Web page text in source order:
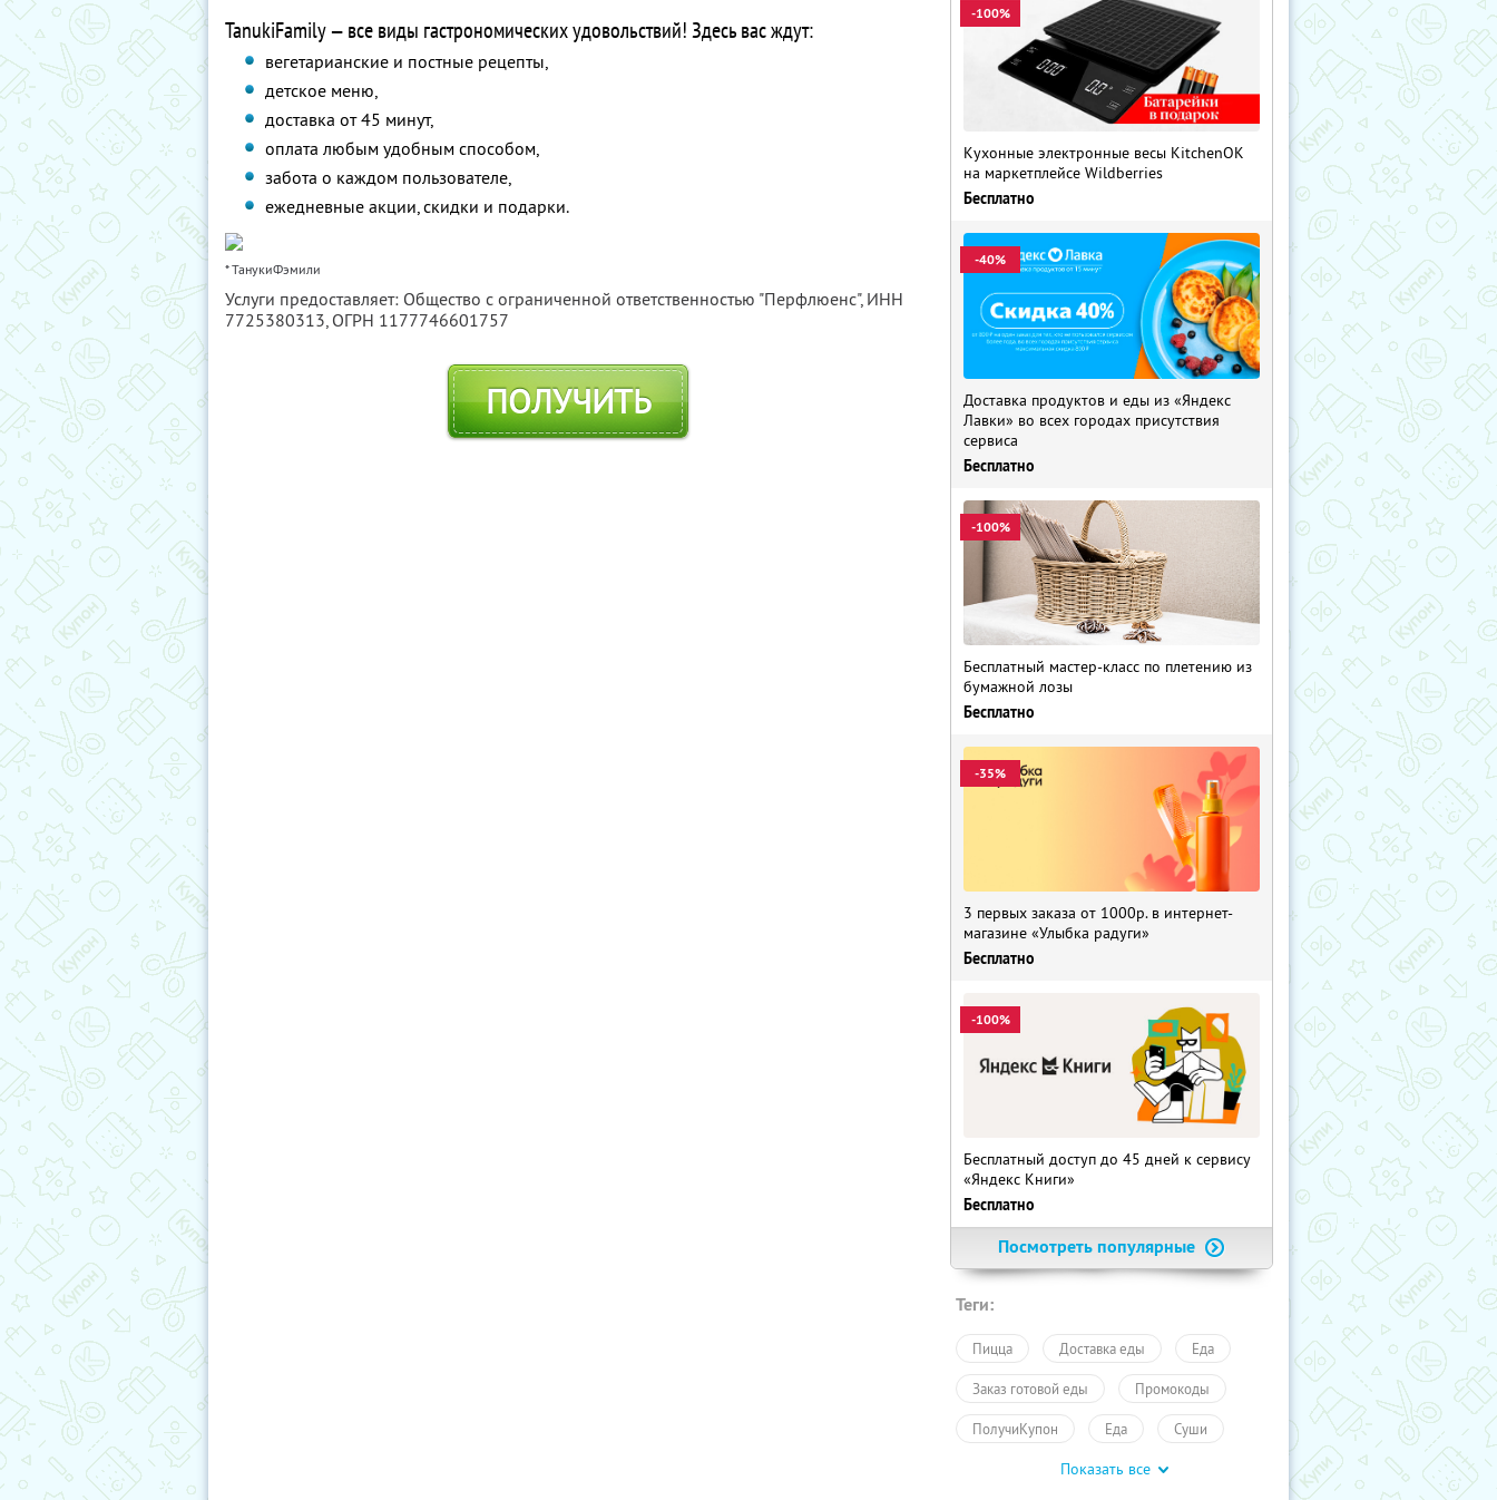
TanukiFamily — все виды гастрономических удовольствий! Здесь вас ждут:
вегетарианские и постные рецепты,
детское меню,
доставка от 45 минут,
оплата любым удобным способом,
забота о каждом пользователе,
ежедневные акции, скидки и подарки.
* ТанукиФэмили
Услуги предоставляет: Общество с ограниченной ответственностью "Перфлюенс", ИНН
7725380313, ОГРН 1177746601757
ПОЛУЧИТЬ
-100%
Кухонные электронные весы KitchenOK
на маркетплейсе Wildberries
Бесплатно
-40%
Доставка продуктов и еды из «Яндекс
Лавки» во всех городах присутствия
сервиса
Бесплатно
-100%
Бесплатный мастер-класс по плетению из
бумажной лозы
Бесплатно
-35%
3 первых заказа от 1000р. в интернет-
магазине «Улыбка радуги»
Бесплатно
-100%
Бесплатный доступ до 45 дней к сервису
«Яндекс Книги»
Бесплатно
Посмотреть популярные
Теги:
Пицца Доставка еды Еда
Заказ готовой еды Промокоды
ПолучиКупон Еда Суши
Показать все